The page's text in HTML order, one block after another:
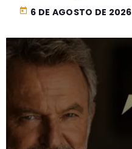
today 6 DE AGOSTO DE 2026